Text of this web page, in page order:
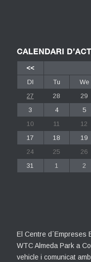
CALENDARI
<<
Dl
Tu We
27
28 29
3
4 5
10
11 12
17
18 19
24
25 26
31
1 2
El Centre d´Empreses
WTC Almeda Park a
vehicle i comunicat